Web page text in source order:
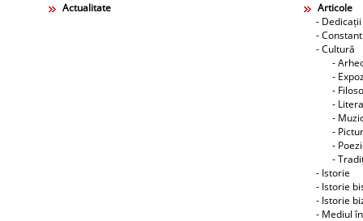
Actualitate
Articole
- Dedicații
-
- Cultură
-
-
-
-
-
-
-
-
- Istorie
- Istorie
- Istorie
- Mediul